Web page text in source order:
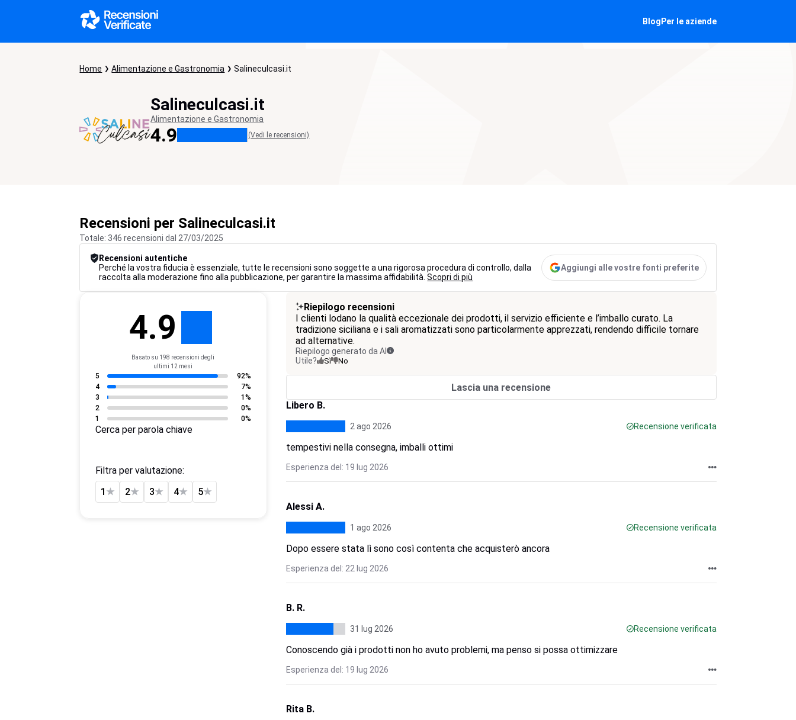
Blog Per le aziende
Home Alimentazione e Gastronomia Salineculcasi.it
Salineculcasi.it
Alimentazione e Gastronomia
4.9 (Vedi le recensioni)
Recensioni per Salineculcasi.it
Totale: 346 recensioni dal 27/03/2025
Recensioni autentiche
Perché la vostra fiducia è essenziale, tutte le recensioni sono soggette a una rigorosa procedura di controllo, dalla
raccolta alla moderazione fino alla pubblicazione, per garantire la massima affidabilità.Scopri di più
Aggiungi alle vostre fonti preferite
4.9
Basato su 198 recensioni degli
ultimi 12 mesi
5
92%
4
7%
3
1%
2
0%
1
0%
Cerca per parola chiave
Filtra per valutazione:
1 ★ 2★ 3★ 4★ 5★
Riepilogo recensioni
I clienti lodano la qualità eccezionale dei prodotti, il servizio efficiente e l’imballo curato. La
tradizione siciliana e i sali aromatizzati sono particolarmente apprezzati, rendendo difficile tornare
ad alternative.
Riepilogo generato da AI
Utile?
Sì No
Lascia una recensione
Libero B.
2 ago 2026 Recensione verificata
tempestivi nella consegna, imballi ottimi
Esperienza del: 19 lug 2026
Alessi A.
1 ago 2026 Recensione verificata
Dopo essere stata lì sono così contenta che acquisterò ancora
Esperienza del: 22 lug 2026
B. R.
31 lug 2026 Recensione verificata
Conoscendo già i prodotti non ho avuto problemi, ma penso si possa ottimizzare
Esperienza del: 19 lug 2026
Rita B.